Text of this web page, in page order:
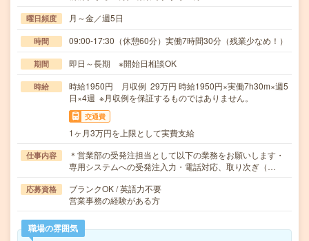
曜日頻度 月～金／週5日
時間 09:00-17:30（休憩60分）実働7時間30分（残業少なめ！）
期間 即日～長期 ※開始日相談OK
時給
時給1950円 月収例 29万円 時給1950円×実働7h30m×週5
日×4週 ※月収例を保証するものではありません。
交通費
1ヶ月3万円を上限として実費支給
仕事内容
＊営業部の受発注担当として以下の業務をお願いします・
専用システムへの受発注入力・電話対応、取り次ぎ（…
応募資格
ブランクOK / 英語力不要
営業事務の経験がある方
職場の雰囲気